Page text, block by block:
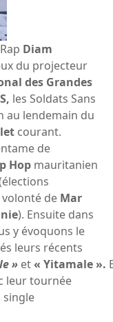
Diam
du projecteur
des Grandes
les Soldats Sans
au lendemain du
courant.
de
Hop mauritanien
volonté de Mar
). Ensuite dans
y évoquons le
leurs récents
» et« Yitamale ».
leur tournée
single